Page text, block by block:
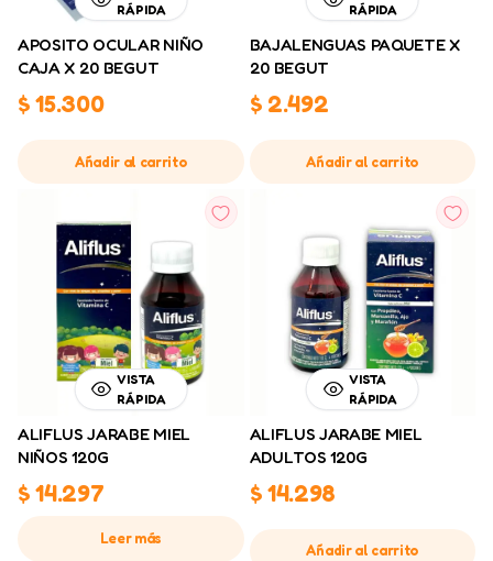
RÁPIDA
APOSITO OCULAR NIÑO
CAJA X 20 BEGUT
$15.300
Añadir al carrito
RÁPIDA
BAJALENGUAS PAQUETE X
20 BEGUT
$ 2.492
Añadir al carrito
VISTA
RÁPIDA
ALIFLUS JARABE MIEL
NIÑOS 120G
$14.297
Leer más
VISTA
RÁPIDA
ALIFLUS JARABE MIEL
ADULTOS 120G
$14.298
Añadir al carrito